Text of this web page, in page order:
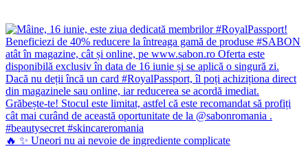
🔥 ✨ Uneori nu ai nevoie de ingrediente complicate